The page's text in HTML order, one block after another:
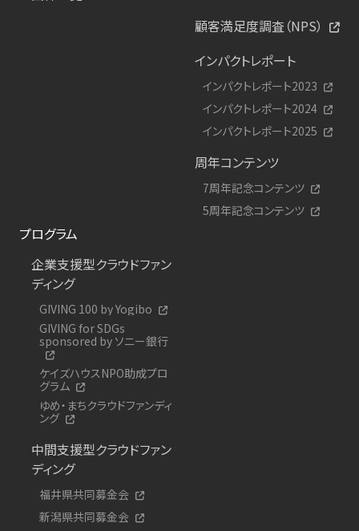
顧客満足度調査（NPS）
インパクトレポート
インパクトレポート2023
インパクトレポート2024
インパクトレポート2025
周年コンテンツ
7周年記念コンテンツ
5周年記念コンテンツ
プログラム
企業支援型クラウドファン
ディング
GIVING 100 by Yogibo
GIVING for SDGs
sponsored by ソニー銀行
ケイズハウスNPO助成プロ
グラム
ゆめ・まちクラウドファンディ
ング
中間支援型クラウドファン
ディング
福井県共同募金会
新潟県共同募金会